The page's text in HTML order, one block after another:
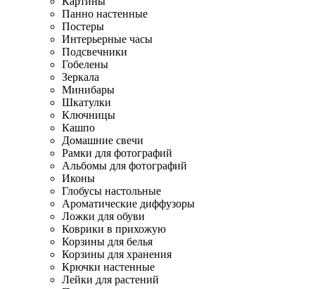
Панно настенные
Постеры
Интерьерные часы
Подсвечники
Гобелены
Зеркала
Минибары
Шкатулки
Ключницы
Кашпо
Домашние свечи
Рамки для фотографий
Альбомы для фотографий
Иконы
Глобусы настольные
Ароматические диффузоры
Ложки для обуви
Коврики в прихожую
Корзины для белья
Корзины для хранения
Крючки настенные
Лейки для растений